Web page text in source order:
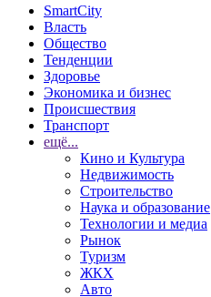
SmartCity
Власть
Общество
Тенденции
Здоровье
Экономика и бизнес
Происшествия
Транспорт
ещё...
Кино и Культура
Недвижимость
Строительство
Наука и образование
Технологии и медиа
Рынок
Туризм
ЖКХ
Авто